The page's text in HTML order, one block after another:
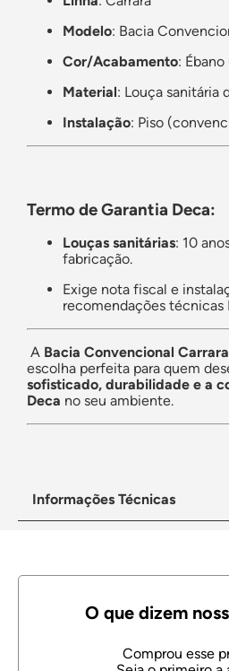
Modelo: Bacia
Cor/Acabamento:
Material: Louça sanitária
Instalação: Piso
Termo de Garantia Deca:
Louças sanitárias: 10
fabricação.
Exige nota fiscal e
recomendações técnicas
A Bacia Convencional
escolha perfeita para quem
sofisticado, durabilidade e a
Deca no seu ambiente.
Informações Técnicas